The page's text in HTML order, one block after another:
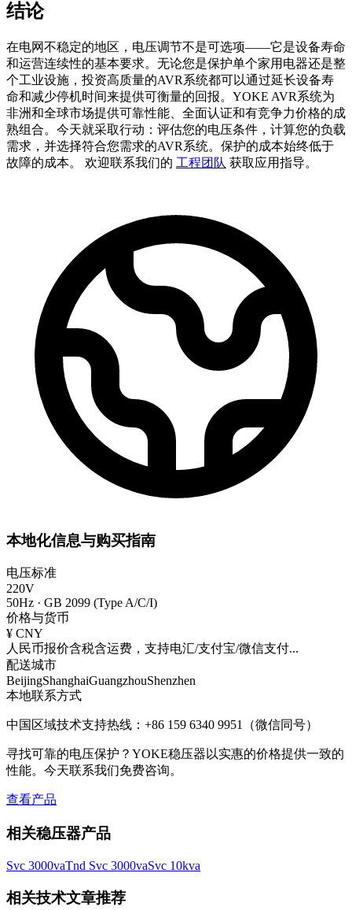
结论
在电网不稳定的地区，电压调节不是可选项——它是设备寿命
和运营连续性的基本要求。无论您是保护单个家用电器还是整
个工业设施，投资高质量的AVR系统都可以通过延长设备寿
命和减少停机时间来提供可衡量的回报。YOKE AVR系统为
非洲和全球市场提供可靠性能、全面认证和有竞争力价格的成
熟组合。今天就采取行动：评估您的电压条件，计算您的负载
需求，并选择符合您需求的AVR系统。保护的成本始终低于
故障的成本。 欢迎联系我们的 工程团队 获取应用指导。
本地化信息与购买指南
电压标准
220V
50Hz · GB 2099 (Type A/C/I)
价格与货币
¥ CNY
人民币报价含税含运费，支持电汇/支付宝/微信支付...
配送城市
BeijingShanghaiGuangzhouShenzhen
本地联系方式
中国区域技术支持热线：+86 159 6340 9951（微信同号）
寻找可靠的电压保护？YOKE稳压器以实惠的价格提供一致的
性能。今天联系我们免费咨询。
查看产品
相关稳压器产品
Svc 3000vaTnd Svc 3000vaSvc 10kva
相关技术文章推荐